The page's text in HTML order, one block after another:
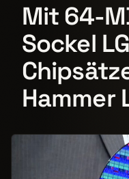
Mit 64-
Sockel
Hammer